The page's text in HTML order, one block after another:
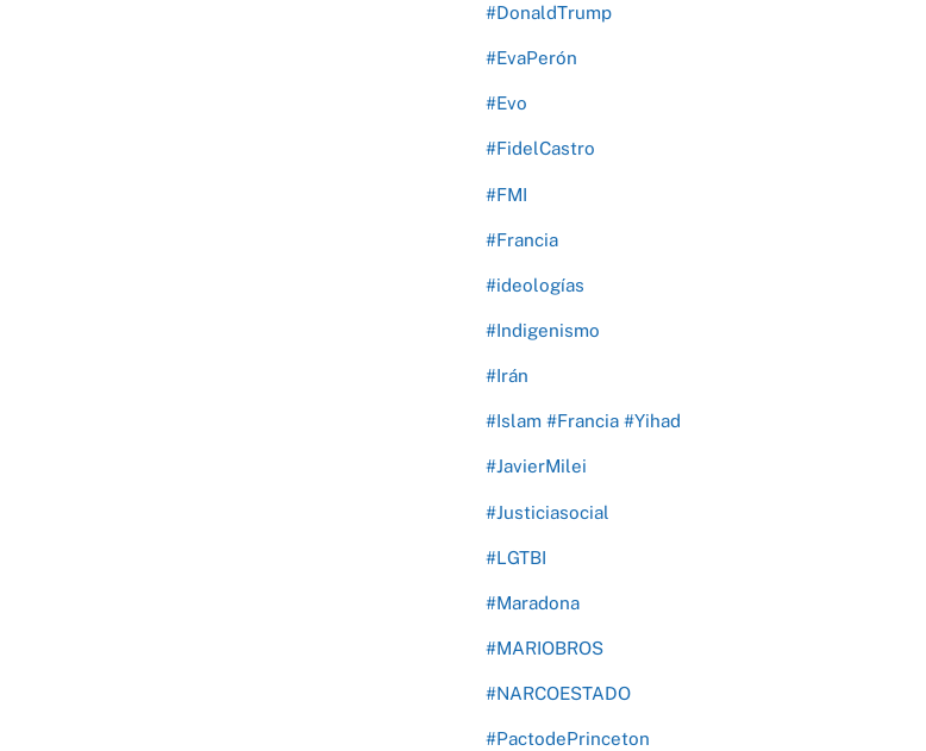
#DonaldTrump
#EvaPerón
#Evo
#FidelCastro
#FMI
#Francia
#ideologías
#Indigenismo
#Irán
#Islam #Francia #Yihad
#JavierMilei
#Justiciasocial
#LGTBI
#Maradona
#MARIOBROS
#NARCOESTADO
#PactodePrinceton